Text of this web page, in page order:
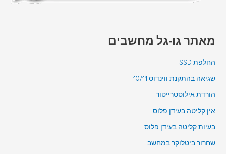
מאתר גו-גל מחשבים
החלפת SSD
שגיאה בהתקנת ווינדוס 10/11
הורדת אילוסטרייטור
אין קליטה בעידן פלוס
בעיות קליטה בעידן פלוס
שחרור ביטלוקר במחשב